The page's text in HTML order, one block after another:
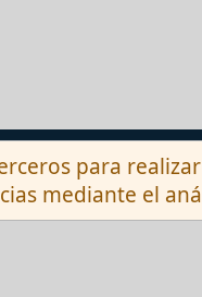
by XenForo ® ©
para
mediante el